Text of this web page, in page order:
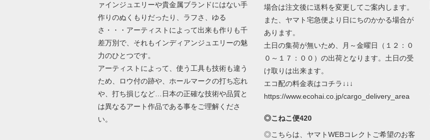
ァインジュエリーや貴金属ブランドにはない手
作りのぬくもりだったり、ラフさ、ゆる
さ・・・アーティストによって出来も作りも千
差万別で、それもインディアンジュエリーの魅
力のひとつです。
アーティストによって、使う工具も技術も違う
ため、ロウ付の跡や、ホールマークの打ち忘れ
や、打ち損じなど…日本の正確な技術や品質と
は異なるアート作品である事をご理解くださ
い。
場合は注文後に送料を変更してご案内します。
また、ヤマト宅急便より日にちのかかる場合が
あります。
土日の集荷が無いため、月～金曜日（１２：０
０～１７：００）の出荷となります。土日の受
け取りは出来ます。
エコ配の料金表はコチラ↓↓↓
https://www.ecohai.co.jp/cargo_delivery_area
◎こねこ便420
◎こちらは、ヤマトWEBコレクトご希望のお客